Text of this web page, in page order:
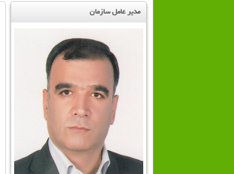
مدیر عامل سازمان